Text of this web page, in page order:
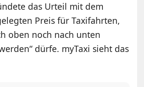
das Urteil mit dem
Preis für Taxifahrten,
oben noch nach unten
dürfe. myTaxi sieht das